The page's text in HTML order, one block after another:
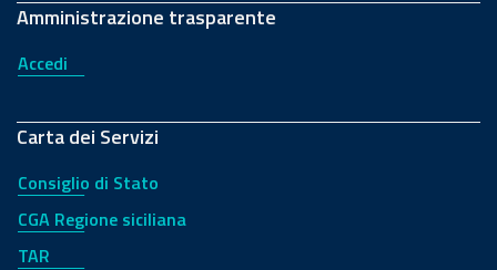
Amministrazione trasparente
Accedi
Carta dei Servizi
Consiglio di Stato
CGA Regione siciliana
TAR